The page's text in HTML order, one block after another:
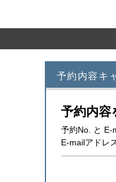
予約内容キ
予約内容
予約No. と E-
E-mailアドレ